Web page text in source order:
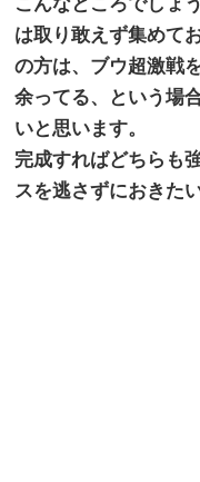
は取り敢えず集めて
の方は、 ブウ超激戦
余ってる、
という場
いと思います。
完成すればどちらも
スを逃さずにおきた